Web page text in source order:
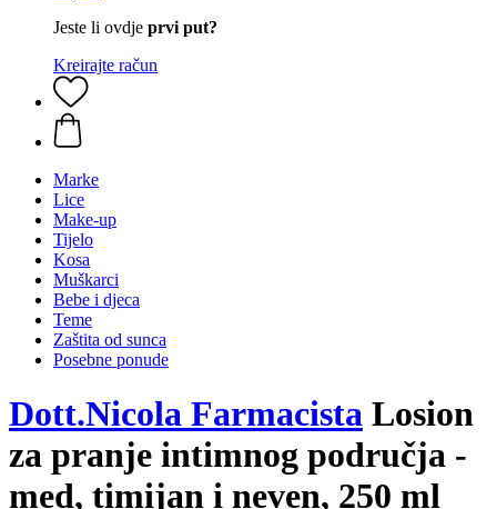
Jeste li ovdje prvi put?
Kreirajte račun
Marke
Lice
Make-up
Tijelo
Kosa
Muškarci
Bebe i djeca
Teme
Zaštita od sunca
Posebne ponude
Dott.Nicola Farmacista Losion
za pranje intimnog područja -
med, timijan i neven, 250 ml